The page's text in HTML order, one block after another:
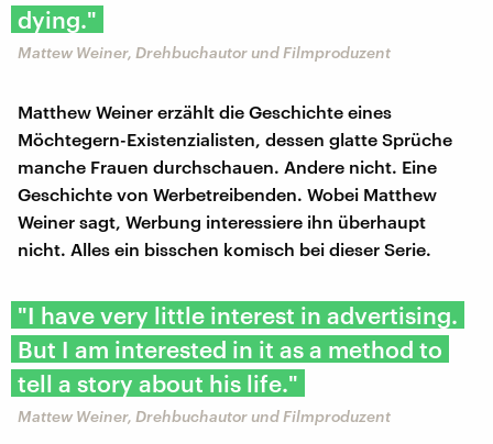
dying."
Mattew Weiner, Drehbuchautor und Filmproduzent
Matthew Weiner erzählt die Geschichte eines
Möchtegern-Existenzialisten, dessen glatte Sprüche
manche Frauen durchschauen. Andere nicht. Eine
Geschichte von Werbetreibenden. Wobei Matthew
Weiner sagt, Werbung interessiere ihn überhaupt
nicht. Alles ein bisschen komisch bei dieser Serie.
"I have very little interest in advertising.
But I am interested in it as a method to
tell a story about his life."
Mattew Weiner, Drehbuchautor und Filmproduzent